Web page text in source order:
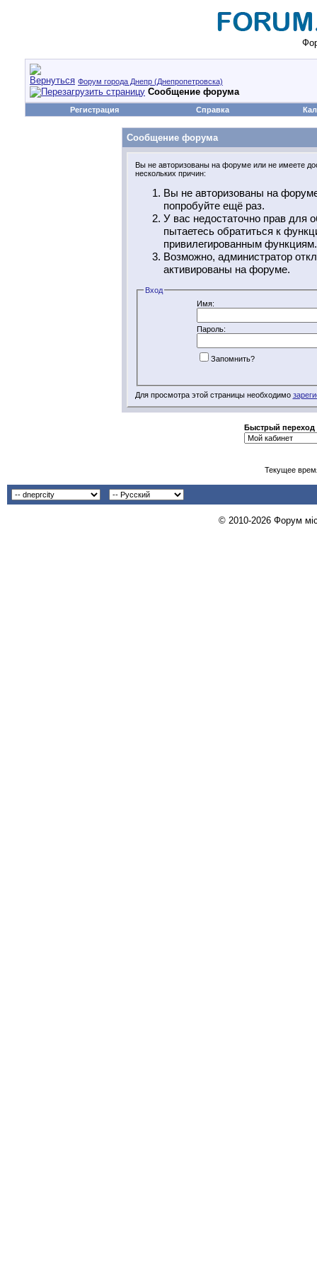
Форум города Днепр (Днепропетровска)
Сообщение форума
Регистрация Справка
Сообщение форума
Вы не авторизованы на форуме или не имеете
нескольких причин:
Вы не авторизованы на
попробуйте ещё раз.
У вас недостаточно прав для
пытаетесь обратиться к
привилегированным функциям.
Возможно, администратор
активированы на форуме.
Вход
Имя:
Пароль:
Запомнить?
Для просмотра этой страницы необходимо
Быстрый переход
Текущее
© 2010-2026 Форум